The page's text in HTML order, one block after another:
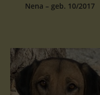
Nena – geb. 10/2017